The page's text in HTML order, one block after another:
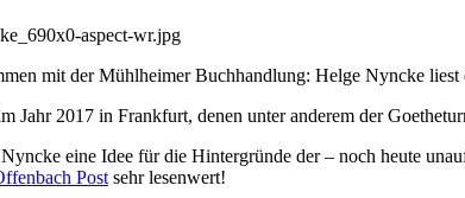
mit der Mühlheimer Buchhandlung: Helge Nyncke liest
Jahr 2017 in Frankfurt, denen unter anderem der
eine Idee für die Hintergründe der – noch heute
Postsehr lesenwert!